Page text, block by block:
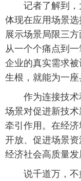
记者了解到，
体现在应用场景
展示场景局限三
从一个个痛点到
企业的真实需求
生根，就能为一座
作为连接技术
场景对促进新技
牵引作用。在经
开放、促进场景
经济社会高质量发
说千道万，不